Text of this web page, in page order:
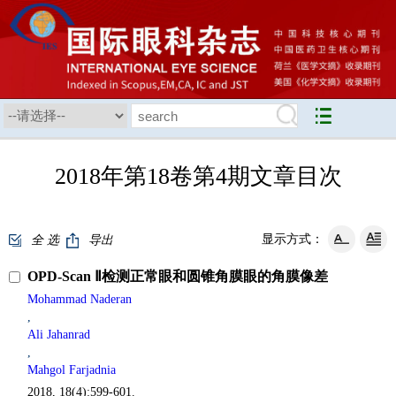
2018年第18卷第4期文章目次
全 选 导出 显示方式：
OPD-Scan Ⅱ检测正常眼和圆锥角膜眼的角膜像差
Mohammad Naderan
,
Ali Jahanrad
,
Mahgol Farjadnia
2018, 18(4):599-601.